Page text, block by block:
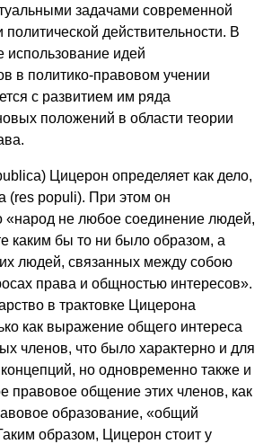
задачами современной
действительности. В
использование идей
в политико-правовом учении
с развитием им ряда
положений в области теории
Цицерон определяет как дело,
(res populi). При этом он
«народ не любое соединение людей,
каким бы то ни было образом, а
людей, связанных между собою
права и общностью интересов».
в трактовке Цицерона
как выражение общего интереса
членов, что было характерно и для
концепций, но одновременно также и
правовое общение этих членов, как
образование, «общий
образом, Цицерон стоит у